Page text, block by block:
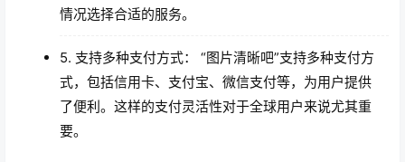
情况选择合适的服务。
5. 支持多种支付方式： “图片清晰吧”支持多种支付方
式，包括信用卡、支付宝、微信支付等，为用户提供
了便利。这样的支付灵活性对于全球用户来说尤其重
要。